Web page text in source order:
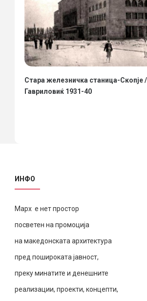
Стара железничка станица-Скопје
Гавриловиќ 1931-40
ИНФО
Марх е нет простор
посветен на промоција
на македонската архитектура
пред пошироката јавност,
преку минатите и денешните
реализации, проекти, концепти,